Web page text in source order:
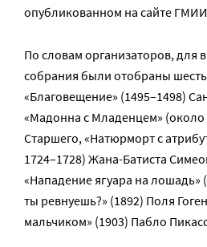
опубликованном на сайте
По словам организаторов, для
собрания были отобраны
«Благовещение» (1495–1498)
«Мадонна с Младенцем» (около
Старшего, «Натюрморт с
1724–1728) Жана-Батиста
«Нападение ягуара на лошадь»
ты ревнуешь?» (1892) Поля
мальчиком» (1903) Пабло